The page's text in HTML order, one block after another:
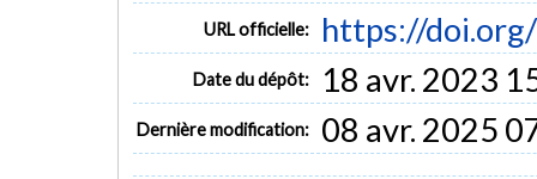
URL officielle: https://
Date du dépôt: 18 avr. 2023
Dernière modification: 08 avr. 2025